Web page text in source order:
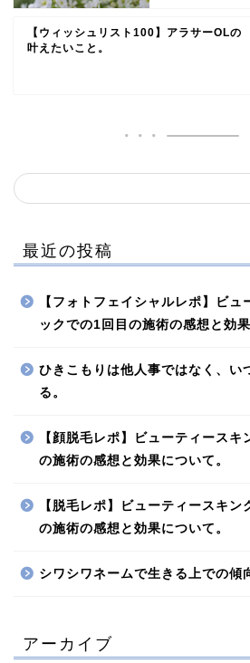
【ウィッシュリスト100】アラサーOLの
叶えたいこと。
最近の投稿
【フォトフェイシャルレポ】ビュ
ックでの1回目の施術の感想と効果
ひきこもりは他人事ではなく、い
る。
【顔脱毛レポ】ビューティースキ
の施術の感想と効果について。
【脱毛レポ】ビューティースキン
の施術の感想と効果について。
シワシワネームで生きる上での傾
アーカイブ